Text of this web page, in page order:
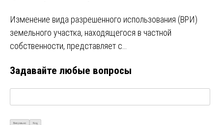
Изменение вида разрешенного использования (ВРИ)
земельного участка, находящегося в частной
собственности, представляет с…
Задавайте любые вопросы
Визуально Код